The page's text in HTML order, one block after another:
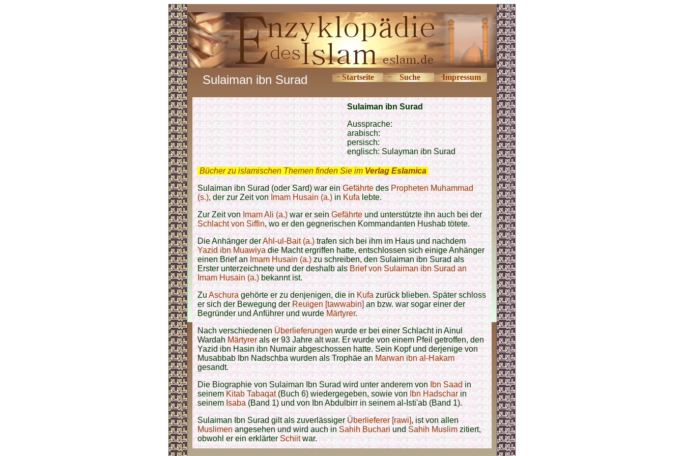
Sulaiman ibn Surad Startseite Suche Impressum
Sulaiman ibn Surad
Aussprache:
arabisch:
persisch:
englisch: Sulayman ibn Surad
Bücher zu islamischen Themen finden Sie im Verlag Eslamica
Sulaiman ibn Surad (oder Sard) war einGefährtedesPropheten Muhammad
(s.), der zur Zeit vonImam Husain (a.)inKufalebte.
Zur Zeit vonImam Ali (a.)war er seinGefährteund unterstützte ihn auch bei der
Schlacht von Siffin, wo er den gegnerischen Kommandanten Hushab tötete.
Die Anhänger derAhl-ul-Bait (a.)trafen sich bei ihm im Haus und nachdem
Yazid ibn Muawiyadie Macht ergriffen hatte, entschlossen sich einige Anhänger
einen Brief anImam Husain (a.)zu schreiben, den Sulaiman ibn Surad als
Erster unterzeichnete und der deshalb alsBrief von Sulaiman ibn Surad an
Imam Husain (a.)bekannt ist.
ZuAschuragehörte er zu denjenigen, die inKufazurück blieben. Später schloss
er sich der Bewegung derReuigen [tawwabin]an bzw. war sogar einer der
Begründer und Anführer und wurdeMärtyrer.
Nach verschiedenenÜberlieferungenwurde er bei einer Schlacht in Ainul
WardahMärtyrerals er 93 Jahre alt war. Er wurde von einem Pfeil getroffen, den
Yazid ibn Hasin ibn Numair abgeschossen hatte. Sein Kopf und derjenige von
Musabbab Ibn Nadschba wurden als Trophäe anMarwan ibn al-Hakam
gesandt.
Die Biographie von Sulaiman Ibn Surad wird unter anderem vonIbn Saadin
seinemKitab Tabaqat(Buch 6) wiedergegeben, sowie vonIbn Hadscharin
seinemIsaba(Band 1) und von Ibn Abdulbirr in seinem al-Isti'ab (Band 1).
Sulaiman Ibn Surad gilt als zuverlässigerÜberlieferer [rawi], ist von allen
Muslimenangesehen und wird auch inSahih BuchariundSahih Muslimzitiert,
obwohl er ein erklärterSchiitwar.